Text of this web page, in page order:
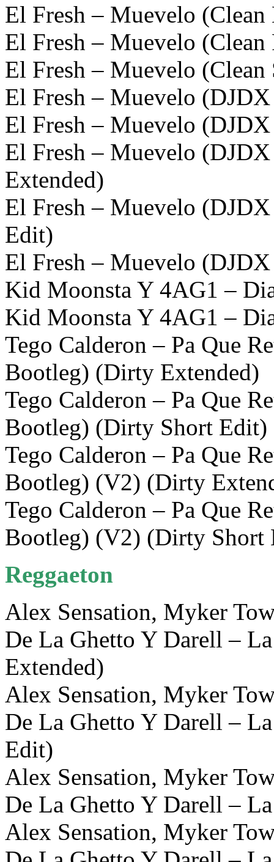
El Fresh – Muevelo (Clean
El Fresh – Muevelo
El Fresh – Muevelo
El Fresh – Muevelo
El Fresh – Muevelo
El Fresh – Muevelo
Extended)
El Fresh – Muevelo
Edit)
El Fresh – Muevelo
Kid Moonsta Y 4AG1 –
Kid Moonsta Y 4AG1 –
Tego Calderon – Pa Que
Bootleg) (Dirty Extended)
Tego Calderon – Pa Que
Bootleg) (Dirty Short Edit)
Tego Calderon – Pa Que
Bootleg) (V2) (Dirty
Tego Calderon – Pa Que
Bootleg) (V2) (Dirty Short
Reggaeton
Alex Sensation, Myker
De La Ghetto Y Darell –
Extended)
Alex Sensation, Myker
De La Ghetto Y Darell –
Edit)
Alex Sensation, Myker
De La Ghetto Y Darell –
Alex Sensation, Myker